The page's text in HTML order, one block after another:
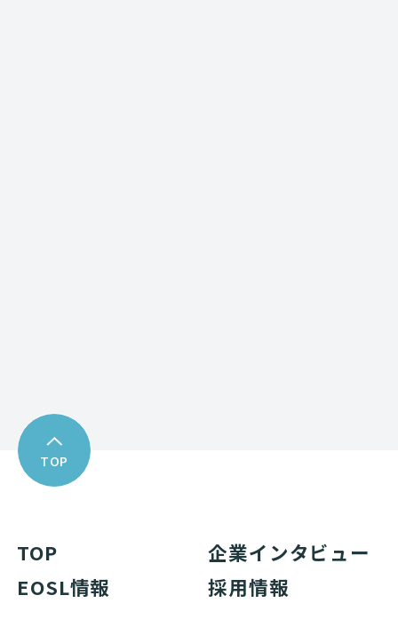
TOP
TOP
企業インタビュー
EOSL情報
採用情報